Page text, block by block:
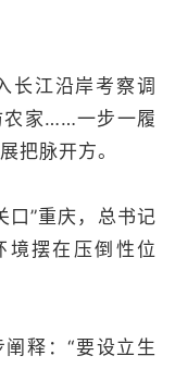
长江沿岸考察调
农家……一步一履
把脉开方。
口”重庆，总书记
境摆在压倒性位
释：“要设立生